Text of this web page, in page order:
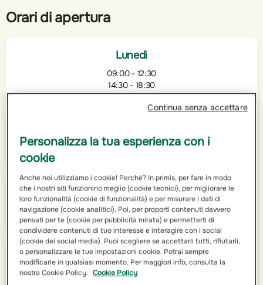
Orari di apertura
Lunedì
09:00 - 12:30
14:30 - 18:30
09:00 - 12:30
14:30 - 18:30
Mercoledì
09:00 - 12:30
14:30 - 18:30
Giovedì
09:00 - 12:30
14:30 - 18:30
Personalizza la tua esperienza con i
cookie
Anche noi utilizziamo i cookie! Perché? In primis, per fare in modo
che i nostri siti funzionino meglio (cookie tecnici), per migliorare le
loro funzionalità (cookie di funzionalità) e per misurare i dati di
navigazione (cookie analitici). Poi, per proporti contenuti davvero
pensati per te (cookie per pubblicità mirata) e permetterti di
condividere contenuti di tuo interesse e interagire con i social
(cookie dei social media). Puoi scegliere se accettarli tutti, rifiutarli,
o personalizzare le tue impostazioni cookie. Potrai sempre
modificarle in qualsiasi momento. Per maggiori info, consulta la
nostra Cookie Policy. Cookie Policy
Continua senza accettare